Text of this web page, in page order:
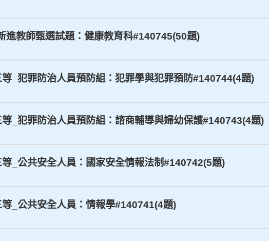
進教師甄選試題：健康教育科#140745(50題)
_犯罪防治人員預防組：犯罪學與犯罪預防#140744(4題)
_犯罪防治人員預防組：諮商輔導與婦幼保護#140743(4題)
_公共安全人員：國家安全情報法制#140742(5題)
_公共安全人員：情報學#140741(4題)